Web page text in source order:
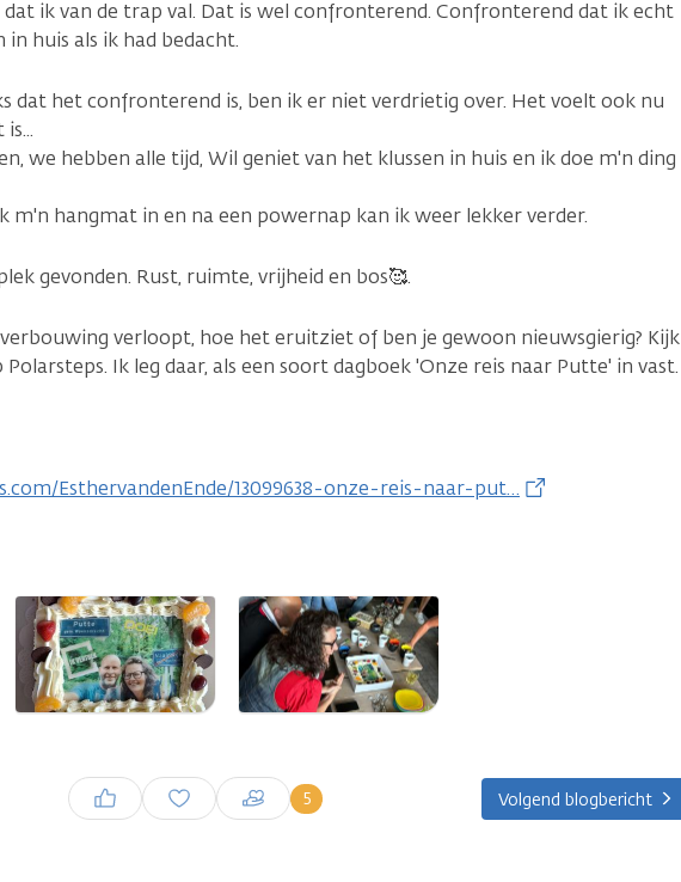
ik van de trap val. Dat is wel confronterend. Confronterend dat ik echt
in huis als ik had bedacht.
dat het confronterend is, ben ik er niet verdrietig over. Het voelt ook nu
we hebben alle tijd, Wil geniet van het klussen in huis en ik doe m'n ding
m'n hangmat in en na een powernap kan ik weer lekker verder.
gevonden. Rust, ruimte, vrijheid en bos🥰.
verloopt, hoe het eruitziet of ben je gewoon nieuwsgierig? Kijk
Ik leg daar, als een soort dagboek 'Onze reis naar Putte' in vast.
EsthervandenEnde/13099638-onze-reis-naar-put…
5
Inloggen om een reactie te
plaatsen
Volgend blogbericht